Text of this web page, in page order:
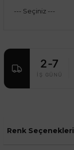
2-7
İŞ GÜNÜ
Renk Seçenekleri